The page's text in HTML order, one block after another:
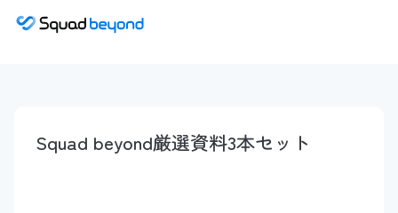
Squad beyond厳選資料3本セット